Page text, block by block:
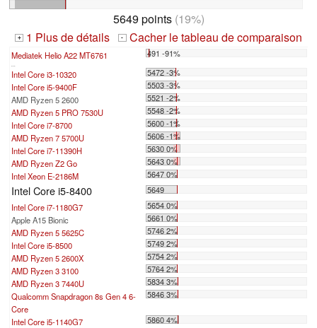
5649 points(19%)
+ 1 Plus de détails - Cacher le tableau de comparaison
Mediatek Helio A22 MT6761 491 -91%
Intel Core i3-10320
5472 -3%
Intel Core i5-9400F
5503 -3%
AMD Ryzen 5 2600
5521 -2%
AMD Ryzen 5 PRO 7530U
5548 -2%
Intel Core i7-8700
5600 -1%
AMD Ryzen 7 5700U
5606 -1%
Intel Core i7-11390H
5630 0%
AMD Ryzen Z2 Go
5643 0%
Intel Xeon E-2186M
5647 0%
Intel Core i5-8400
5649
Intel Core i7-1180G7
5654 0%
Apple A15 Bionic
5661 0%
AMD Ryzen 5 5625C
5746 2%
Intel Core i5-8500
5749 2%
AMD Ryzen 5 2600X
5754 2%
AMD Ryzen 3 3100
5764 2%
AMD Ryzen 3 7440U
5834 3%
Qualcomm Snapdragon 8s Gen 4 6-
Core
5846 3%
Intel Core i5-1140G7 5860 4%